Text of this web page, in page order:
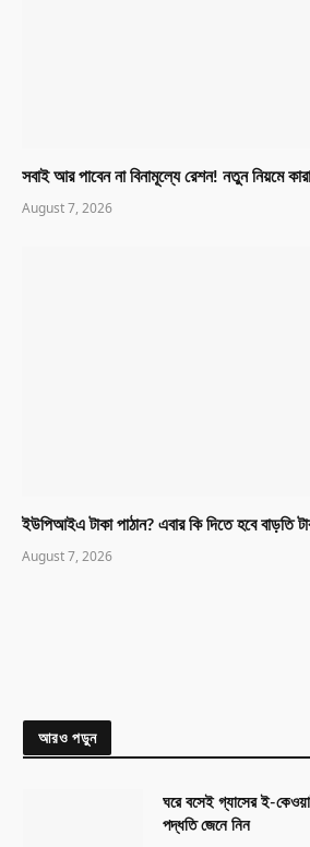
সবাই আর পাবেন না বিনামূল্যে রেশন! নতুন নিয়মে
August 7, 2026
ইউপিআইএ টাকা পাঠান? এবার কি দিতে হবে বাড়তি
August 7, 2026
আরও পড়ুন
ঘরে বসেই গ্যাসের ই-
পদ্ধতি জেনে নিন